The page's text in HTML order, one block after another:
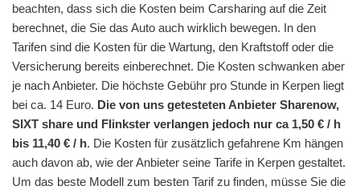
beachten, dass sich die Kosten beim Carsharing auf die Zeit
berechnet, die Sie das Auto auch wirklich bewegen. In den
Tarifen sind die Kosten für die Wartung, den Kraftstoff oder die
Versicherung bereits einberechnet. Die Kosten schwanken aber
je nach Anbieter. Die höchste Gebühr pro Stunde in Kerpen liegt
bei ca. 14 Euro. Die von uns getesteten Anbieter Sharenow,
SIXT share und Flinkster verlangen jedoch nur ca 1,50 € / h
bis 11,40 € / h. Die Kosten für zusätzlich gefahrene Km hängen
auch davon ab, wie der Anbieter seine Tarife in Kerpen gestaltet.
Um das beste Modell zum besten Tarif zu finden, müsse Sie die